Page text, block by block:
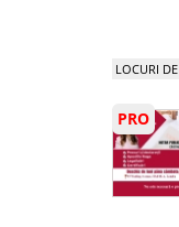
LOCURI
PRO